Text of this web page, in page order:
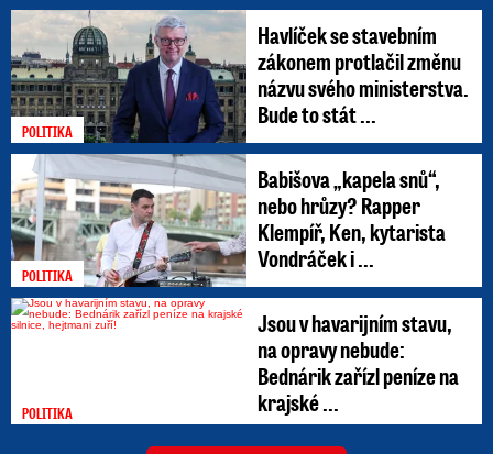
POLITIKA
Havlíček se stavebním
zákonem protlačil změnu
názvu svého ministerstva.
Bude to stát ...
POLITIKA
Babišova „kapela snů“,
nebo hrůzy? Rapper
Klempíř, Ken, kytarista
Vondráček i ...
POLITIKA
Jsou v havarijním stavu,
na opravy nebude:
Bednárik zařízl peníze na
krajské ...